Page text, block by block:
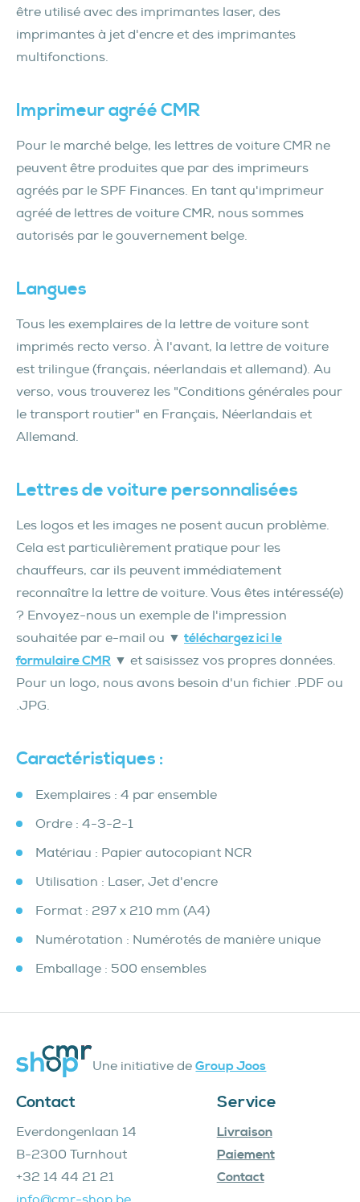
être utilisé avec des imprimantes laser, des
imprimantes à jet d'encre et des imprimantes
multifonctions.
Imprimeur agréé CMR
Pour le marché belge, les lettres de voiture CMR ne
peuvent être produites que par des imprimeurs
agréés par le SPF Finances. En tant qu'imprimeur
agréé de lettres de voiture CMR, nous sommes
autorisés par le gouvernement belge.
Langues
Tous les exemplaires de la lettre de voiture sont
imprimés recto verso. À l'avant, la lettre de voiture
est trilingue (français, néerlandais et allemand). Au
verso, vous trouverez les "Conditions générales pour
le transport routier" en Français, Néerlandais et
Allemand.
Lettres de voiture personnalisées
Les logos et les images ne posent aucun problème.
Cela est particulièrement pratique pour les
chauffeurs, car ils peuvent immédiatement
reconnaître la lettre de voiture. Vous êtes intéressé(e)
? Envoyez-nous un exemple de l'impression
souhaitée par e-mail ou ▼ téléchargez ici le
formulaire CMR ▼ et saisissez vos propres données.
Pour un logo, nous avons besoin d'un fichier .PDF ou
.JPG.
Caractéristiques :
Exemplaires : 4 par ensemble
Ordre : 4-3-2-1
Matériau : Papier autocopiant NCR
Utilisation : Laser, Jet d'encre
Format : 297 x 210 mm (A4)
Numérotation : Numérotés de manière unique
Emballage : 500 ensembles
Une initiative deGroup Joos
Contact
Everdongenlaan 14
B-2300 Turnhout
+32 14 44 21 21
Service
Livraison
Paiement
Contact